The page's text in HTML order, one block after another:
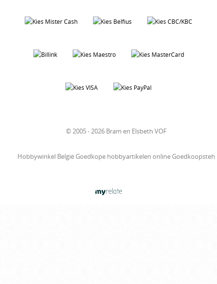
© 2005 - 2026 Bram en Elsbeth VOF
Hobbywinkel België Goedkope hobbyartikelen online Goedkoopsteh